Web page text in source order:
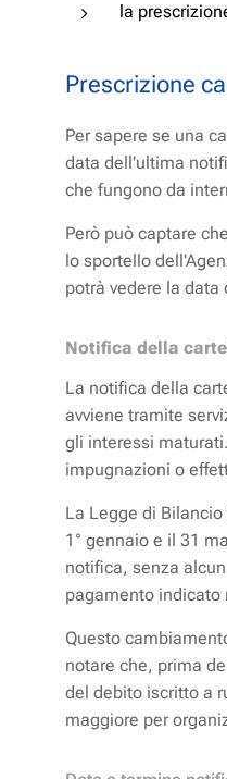
la
Prescrizione
Per sapere se una
data dell'ultima
che fungono da
Però può captare
lo sportello
potrà vedere la
Notifica della
La notifica della
avviene tramite
gli interessi
impugnazioni o
La Legge di
1° gennaio e il 31
notifica, senza
pagamento indicato
Questo
notare che, prima
del debito iscritto a
maggiore per